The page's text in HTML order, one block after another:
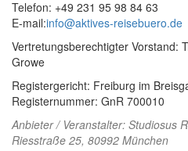
Telefon: +49 231 95 98 84 63
E-mail:info@aktives-reisebuero.de
Vertretungsberechtigter Vorstand:
Growe
Registergericht: Freiburg im
Registernummer: GnR 700010
Anbieter / Veranstalter: Studiosus
Riesstraße 25, 80992 München